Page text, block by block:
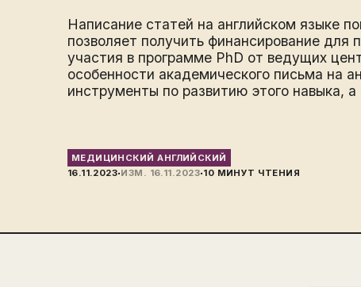
Написание статей на английском языке
позволяет получить финансирование
участия в программе PhD от ведущих
особенности академического письма на
инструменты по развитию этого навыка,
МЕДИЦИНСКИЙ АНГЛИЙСКИЙ
16.11.2023·ИЗМ. 16.11.2023·10 МИНУТ ЧТЕНИЯ